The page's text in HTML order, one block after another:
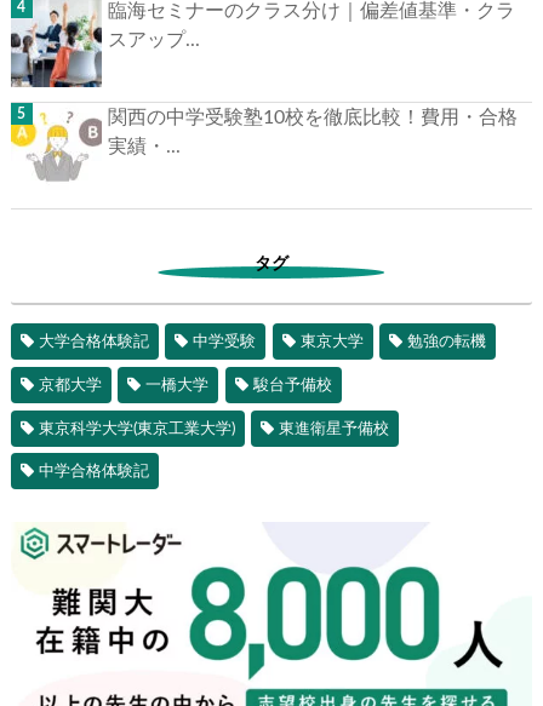
臨海セミナーのクラス分け｜偏差値基準・クラ
スアップ...
関西の中学受験塾10校を徹底比較！費用・合格
実績・...
タグ
大学合格体験記 中学受験 東京大学 勉強の転機
京都大学 一橋大学 駿台予備校
東京科学大学(東京工業大学) 東進衛星予備校
中学合格体験記